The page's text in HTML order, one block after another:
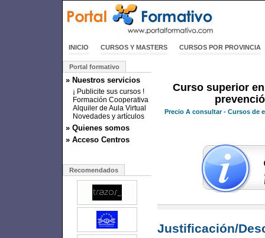
INICIO CURSOS Y MASTERS CURSOS POR PROVINCIA
Portal formativo
» Nuestros servicios
¡ Publicite sus cursos !
Formación Cooperativa
Alquiler de Aula Virtual
Novedades y artículos
» Quienes somos
» Acceso Centros
Recomendados
Curso superior
Precio A consultar - Cursos de
Justificación/